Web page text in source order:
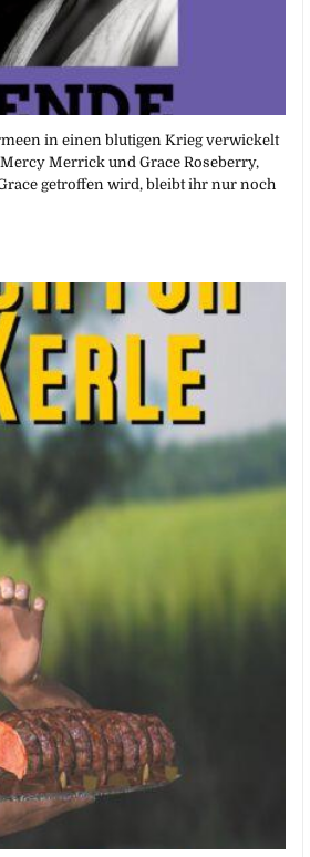
in einen blutigen Krieg verwickelt
Merrick und Grace Roseberry,
getroffen wird, bleibt ihr nur noch